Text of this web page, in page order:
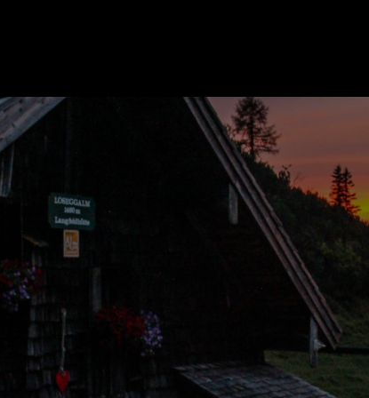
KATEGORIEN
Essen & Trinken
Outdoor & Sport
Gesundheit
Nachhaltigkeit
Sehenswürdig
Kunst & Kultur
April
Mai
Juni